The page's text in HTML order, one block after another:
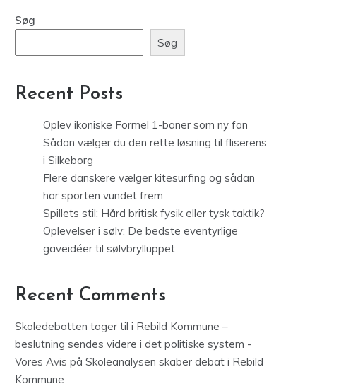
Søg
Søg
Recent Posts
Oplev ikoniske Formel 1-baner som ny fan
Sådan vælger du den rette løsning til fliserens
i Silkeborg
Flere danskere vælger kitesurfing og sådan
har sporten vundet frem
Spillets stil: Hård britisk fysik eller tysk taktik?
Oplevelser i sølv: De bedste eventyrlige
gaveidéer til sølvbrylluppet
Recent Comments
Skoledebatten tager til i Rebild Kommune –
beslutning sendes videre i det politiske system -
Vores Avis på Skoleanalysen skaber debat i Rebild
Kommune